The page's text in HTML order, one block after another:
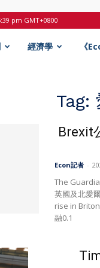
pm GMT+0800
經濟學 《
Tag:
Brexit
Econ記者 -
The
英國及北愛
rise in
融0.1